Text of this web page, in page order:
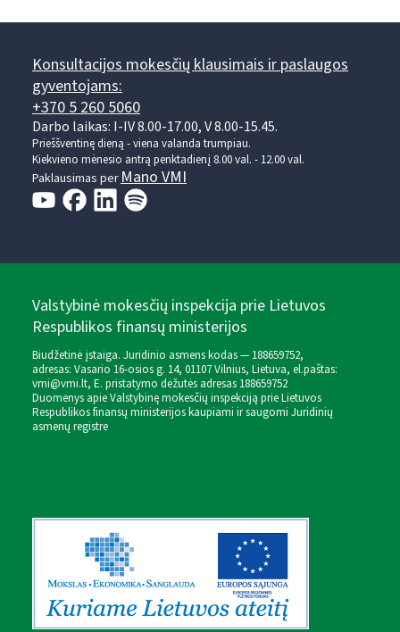
Konsultacijos mokesčių klausimais ir paslaugos
gyventojams:
+370 5 260 5060
Darbo laikas: I-IV 8.00-17.00, V 8.00-15.45.
Prieššventinę dieną - viena valanda trumpiau.
Kiekvieno mėnesio antrą penktadienį 8.00 val. - 12.00 val.
Paklausimas perMano VMI
Valstybinė mokesčių inspekcija prie Lietuvos
Respublikos finansų ministerijos
Biudžetinė įstaiga. Juridinio asmens kodas — 188659752,
adresas: Vasario 16-osios g. 14, 01107 Vilnius, Lietuva, el.paštas:
vmi@vmi.lt, E. pristatymo dėžutės adresas 188659752
Duomenys apie Valstybinę mokesčių inspekciją prie Lietuvos
Respublikos finansų ministerijos kaupiami ir saugomi Juridinių
asmenų registre